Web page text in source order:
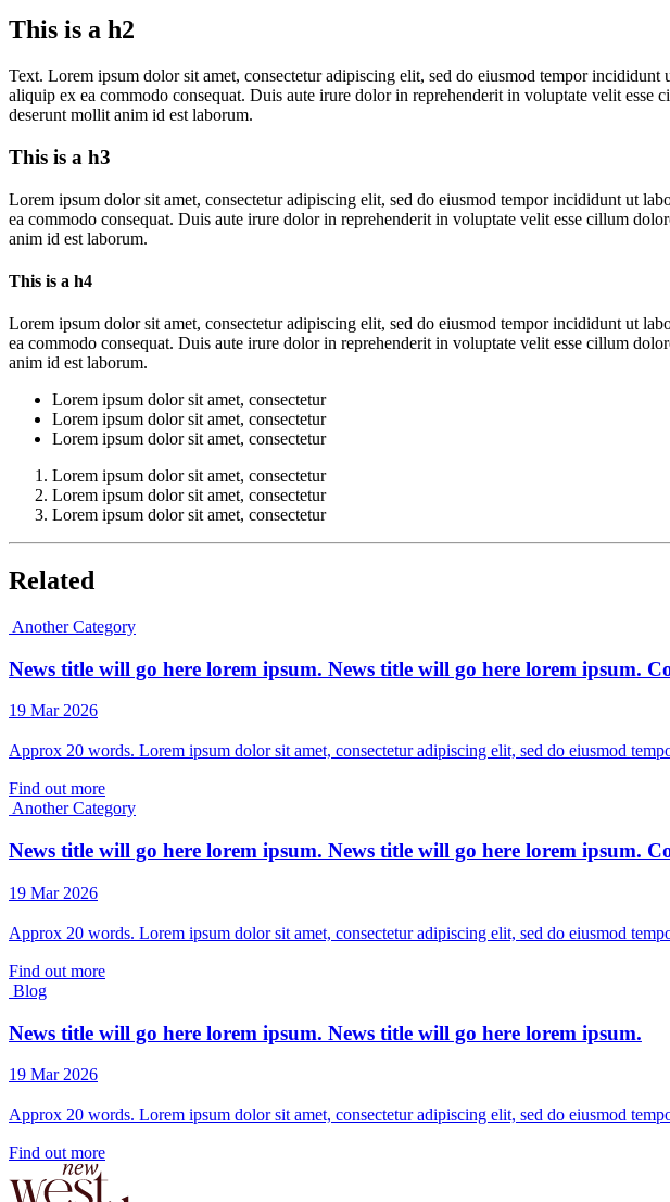
This is a h2
Text. Lorem ipsum dolor sit amet, consectetur adipiscing elit, sed do eiusmod tempor
aliquip ex ea commodo consequat. Duis aute irure dolor in reprehenderit in voluptate velit
deserunt mollit anim id est laborum.
This is a h3
Lorem ipsum dolor sit amet, consectetur adipiscing elit, sed do eiusmod tempor incididunt ut
ea commodo consequat. Duis aute irure dolor in reprehenderit in voluptate velit esse cillum
anim id est laborum.
This is a h4
Lorem ipsum dolor sit amet, consectetur adipiscing elit, sed do eiusmod tempor incididunt ut
ea commodo consequat. Duis aute irure dolor in reprehenderit in voluptate velit esse cillum
anim id est laborum.
Lorem ipsum dolor sit amet, consectetur
Lorem ipsum dolor sit amet, consectetur
Lorem ipsum dolor sit amet, consectetur
Lorem ipsum dolor sit amet, consectetur
Lorem ipsum dolor sit amet, consectetur
Lorem ipsum dolor sit amet, consectetur
Related
Another Category
News title will go here lorem ipsum. News title will go here lorem ipsum.
19 Mar 2026
Approx 20 words. Lorem ipsum dolor sit amet, consectetur adipiscing elit, sed do eiusmod
Find out more
Another Category
News title will go here lorem ipsum. News title will go here lorem ipsum.
19 Mar 2026
Approx 20 words. Lorem ipsum dolor sit amet, consectetur adipiscing elit, sed do eiusmod
Find out more
Blog
News title will go here lorem ipsum. News title will go here lorem ipsum.
19 Mar 2026
Approx 20 words. Lorem ipsum dolor sit amet, consectetur adipiscing elit, sed do eiusmod
Find out more